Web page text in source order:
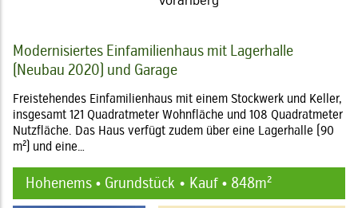
Modernisiertes Einfamilienhaus mit Lagerhalle
(Neubau 2020) und Garage
Freistehendes Einfamilienhaus mit einem Stockwerk und Keller,
insgesamt 121 Quadratmeter Wohnfläche und 108 Quadratmeter
Nutzfläche. Das Haus verfügt zudem über eine Lagerhalle (90
m²) und eine…
Hohenems • Grundstück Kauf • 848m²